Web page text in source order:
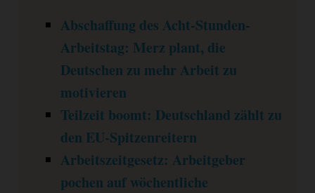
Abschaffung des Acht-Stunden-
Arbeitstag: Merz plant, die
Deutschen zu mehr Arbeit zu
motivieren
Teilzeit boomt: Deutschland zählt zu
den EU-Spitzenreitern
Arbeitszeitgesetz: Arbeitgeber
pochen auf wöchentliche